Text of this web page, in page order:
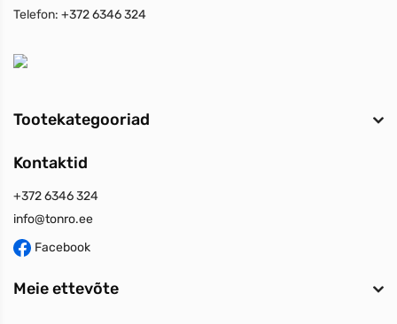
Telefon: +372 6346 324
Tootekategooriad
Kontaktid
+372 6346 324
info@tonro.ee
Facebook
Meie ettevõte